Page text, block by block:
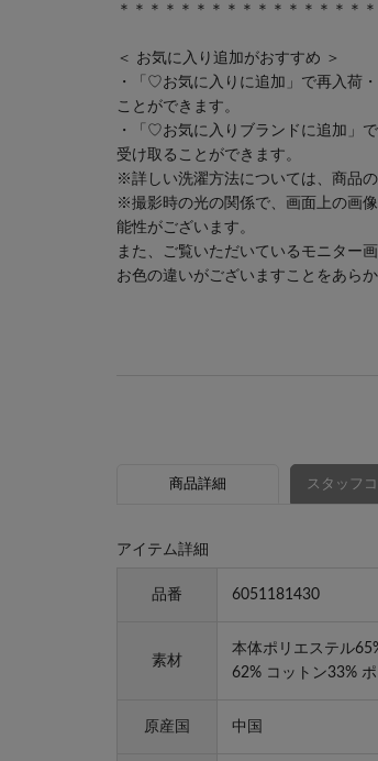
＊＊＊＊＊＊＊＊＊＊＊＊＊＊＊＊
＜ お気に入り追加がおすすめ ＞
・「♡お気に入りに追加」で再入荷
ことができます。
・「♡お気に入りブランドに追加」
受け取ることができます。
※詳しい洗濯方法については、商品
※撮影時の光の関係で、画面上の画
能性がございます。
また、ご覧いただいているモニター
お色の違いがございますことをあら
商品詳細 スタッフ
アイテム詳細
品番 6051181430
素材
本体ポリエステル
62% コットン33%
原産国 中国